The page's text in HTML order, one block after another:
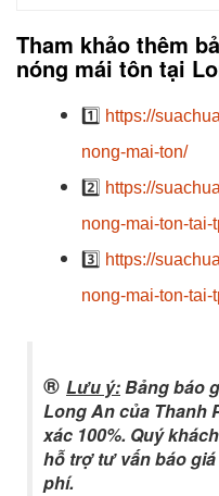
Tham khảo thêm
nóng mái tôn tại
1️⃣ https://
nong-mai-ton/
2️⃣ https://
nong-mai-ton-tai-
3️⃣ https://
nong-mai-ton-tai-
® Lưu ý:Bảng báo
Long An của Thanh
xác 100%. Quý
hỗ trợ tư vấn báo giá
phí.